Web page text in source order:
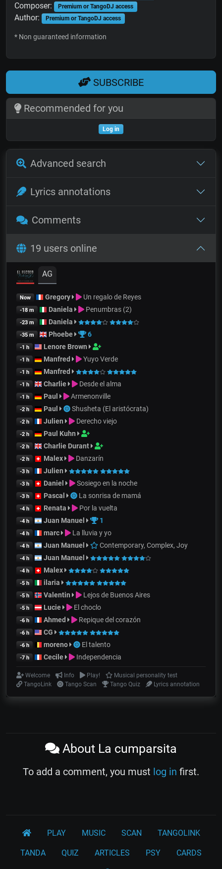
Composer: Premium or TangoDJ access
Author: Premium or TangoDJ access
* Non guaranteed information
SUBSCRIBE
Recommended for you
Log in
Advanced search
Lyrics annotations
Comments
19 users online
AG
Now Gregory Un regalo de Reyes
-18 m Daniela Penumbras (2)
-23 m Daniela
-35 m Phoebe 6
-1 h Lenore Brown
-1 h Manfred Yuyo Verde
-1 h Manfred
-1 h Charlie Desde el alma
-1 h Paul Armenonville
-2 h Paul Shusheta (El aristócrata)
-2 h Julien Derecho viejo
-2 h Paul Kuhn
-2 h Charlie Durant
-2 h Malex Danzarín
-3 h Julien
-3 h Daniel Sosiego en la noche
-3 h Pascal La sonrisa de mamá
-4 h Renata Por la vuelta
-4 h Juan Manuel 1
-4 h marc La lluvia y yo
-4 h Juan Manuel Contemporary, Complex, Joy
-4 h Juan Manuel
-4 h Malex
-5 h ilaria
-5 h Valentin Lejos de Buenos Aires
-5 h Lucie El choclo
-6 h Ahmed Repique del corazón
-6 h CG
-6 h moreno El talento
-7 h Cecile Independencia
Welcome Info Play!
Musical personality test
TangoLink
Tango Scan Tango Quiz Lyrics annotation
About La cumparsita
To add a comment, you must log in first.
PLAY MUSIC SCAN TANGOLINK
TANDA QUIZ ARTICLES PSY CARDS